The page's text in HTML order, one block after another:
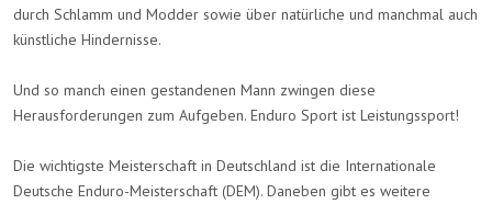
durch Schlamm und Modder sowie über natürliche und manchmal auch
künstliche Hindernisse.
Und so manch einen gestandenen Mann zwingen diese
Herausforderungen zum Aufgeben. Enduro Sport ist Leistungssport!
Die wichtigste Meisterschaft in Deutschland ist die Internationale
Deutsche Enduro-Meisterschaft (DEM). Daneben gibt es weitere